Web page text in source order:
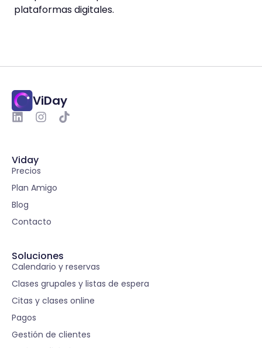
plataformas digitales.
ViDay
Viday
Precios
Plan Amigo
Blog
Contacto
Soluciones
Calendario y reservas
Clases grupales y listas de espera
Citas y clases online
Pagos
Gestión de clientes